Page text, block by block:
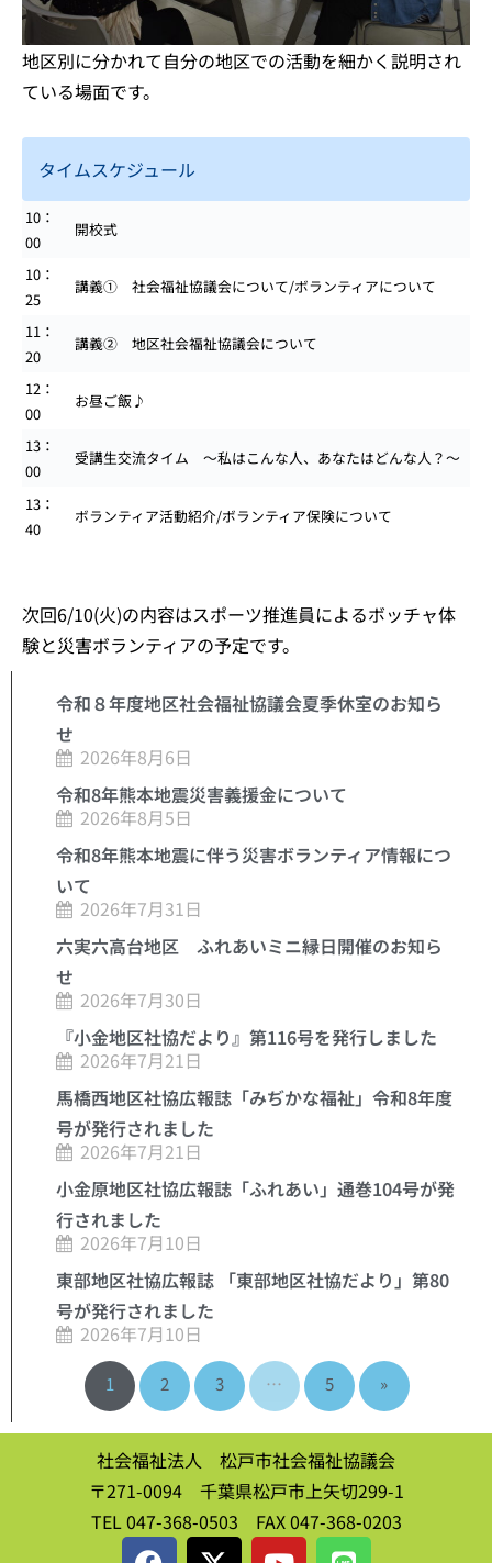
地区別に分かれて自分の地区での活動を細かく説明され
ている場面です。
タイムスケジュール
10：
00
開校式
10：
25
講義① 社会福祉協議会について/ボランティアについて
11：
20
講義② 地区社会福祉協議会について
12：
00
お昼ご飯♪
13：
00
受講生交流タイム ～私はこんな人、あなたはどんな人？～
13：
40
ボランティア活動紹介/ボランティア保険について
次回6/10(火)の内容はスポーツ推進員によるボッチャ体
験と災害ボランティアの予定です。
令和８年度地区社会福祉協議会夏季休室のお知ら
せ
2026年8月6日
令和8年熊本地震災害義援金について
2026年8月5日
令和8年熊本地震に伴う災害ボランティア情報につ
いて
2026年7月31日
六実六高台地区 ふれあいミニ縁日開催のお知ら
せ
2026年7月30日
『小金地区社協だより』第116号を発行しました
2026年7月21日
馬橋西地区社協広報誌「みぢかな福祉」令和8年度
号が発行されました
2026年7月21日
小金原地区社協広報誌「ふれあい」通巻104号が発
行されました
2026年7月10日
東部地区社協広報誌 「東部地区社協だより」第80
号が発行されました
2026年7月10日
1 2 3 … 5 »
社会福祉法人 松戸市社会福祉協議会
〒271-0094 千葉県松戸市上矢切299-1
TEL 047-368-0503 FAX 047-368-0203